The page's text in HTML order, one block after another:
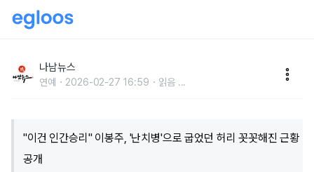
해진 근황 공개
나남뉴스
연예 2026-02-27 16:59 읽음 ...
"이건 인간승리" 이봉주, '난치병'으로 굽었던 허리 꼿꼿해진 근황
공개